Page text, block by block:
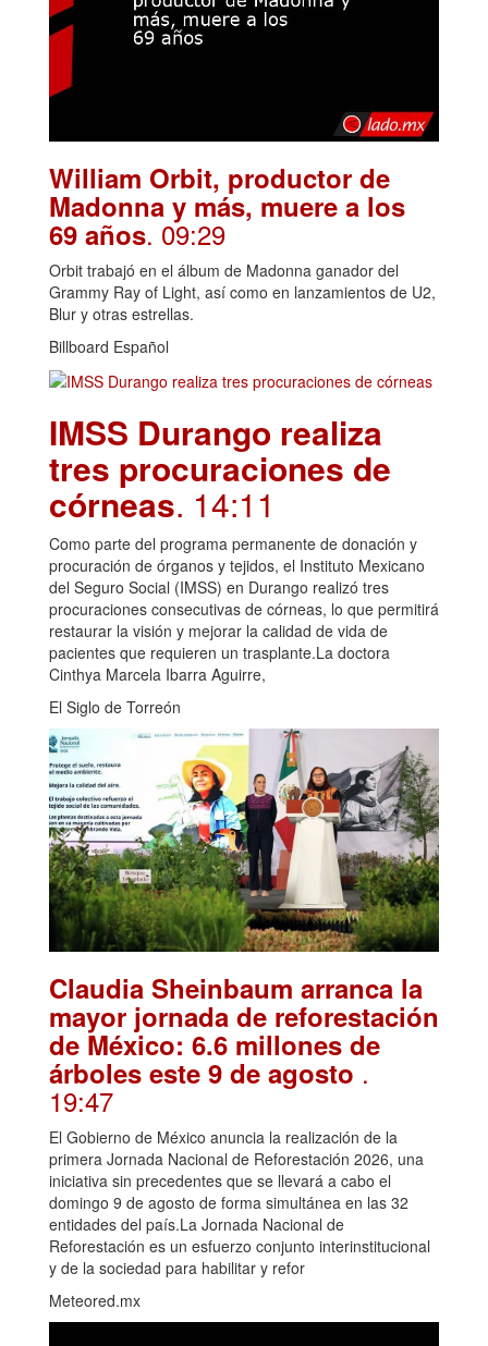
William Orbit, productor de
Madonna y más, muere a los
69 años. 09:29
Orbit trabajó en el álbum de Madonna ganador del
Grammy Ray of Light, así como en lanzamientos de U2,
Blur y otras estrellas.
Billboard Español
IMSS Durango realiza
tres procuraciones de
córneas. 14:11
Como parte del programa permanente de donación y
procuración de órganos y tejidos, el Instituto Mexicano
del Seguro Social (IMSS) en Durango realizó tres
procuraciones consecutivas de córneas, lo que permitirá
restaurar la visión y mejorar la calidad de vida de
pacientes que requieren un trasplante.La doctora
Cinthya Marcela Ibarra Aguirre,
El Siglo de Torreón
Claudia Sheinbaum arranca la
mayor jornada de reforestación
de México: 6.6 millones de
árboles este 9 de agosto .
19:47
El Gobierno de México anuncia la realización de la
primera Jornada Nacional de Reforestación 2026, una
iniciativa sin precedentes que se llevará a cabo el
domingo 9 de agosto de forma simultánea en las 32
entidades del país.La Jornada Nacional de
Reforestación es un esfuerzo conjunto interinstitucional
y de la sociedad para habilitar y refor
Meteored.mx